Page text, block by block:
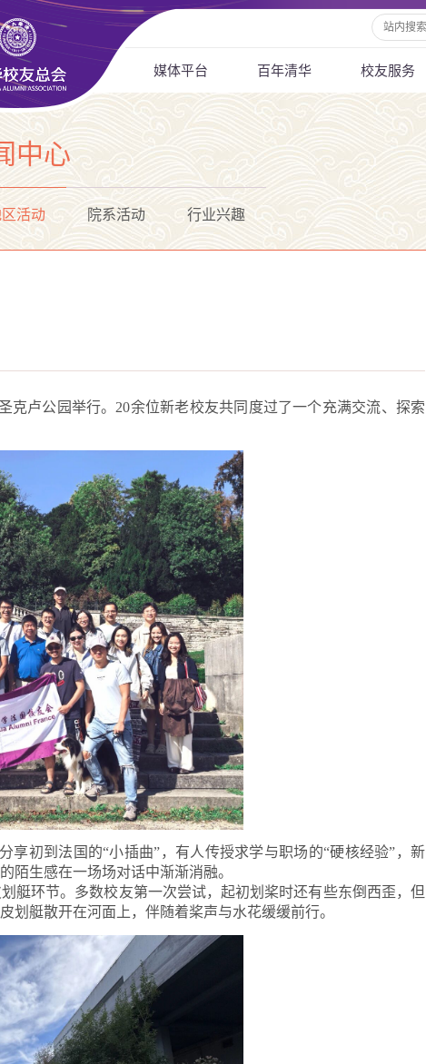
媒体平台 百年清华 校友服务
中心
活动 院系活动 行业兴趣
克卢公园举行。 20余位新老校友共同 度过了一个充满交流、探索
享初到法国的“小插曲”，有人传授求学与职场的“硬核经验”，新
陌生感在一场场对话中渐渐消融。
艇环节。 多数校友第一次尝试，起初划桨时还有些东倒西歪，但
划艇散开在河面上，伴随着桨声与水花缓缓前行。